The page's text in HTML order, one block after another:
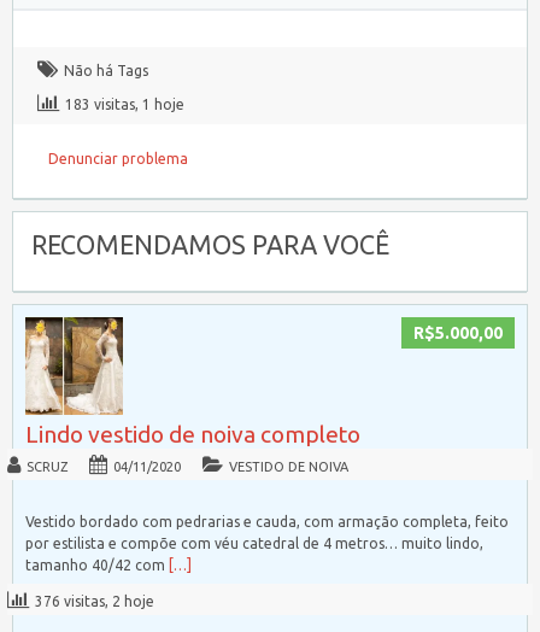
Não há Tags
183 visitas, 1 hoje
Denunciar problema
RECOMENDAMOS PARA VOCÊ
R$5.000,00
Lindo vestido de noiva completo
SCRUZ 04/11/2020 VESTIDO DE NOIVA
Vestido bordado com pedrarias e cauda, com armação completa, feito
por estilista e compõe com véu catedral de 4 metros… muito lindo,
tamanho 40/42 com
[…]
376 visitas, 2 hoje